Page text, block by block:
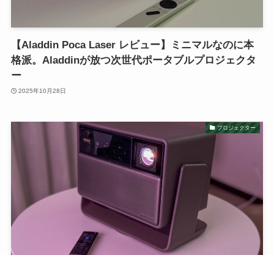
【Aladdin Poca Laser レビュー】ミニマルなのに本
格派。Aladdinが放つ次世代ポータブルプロジェクタ
ー
2025年10月28日
プロジェクター